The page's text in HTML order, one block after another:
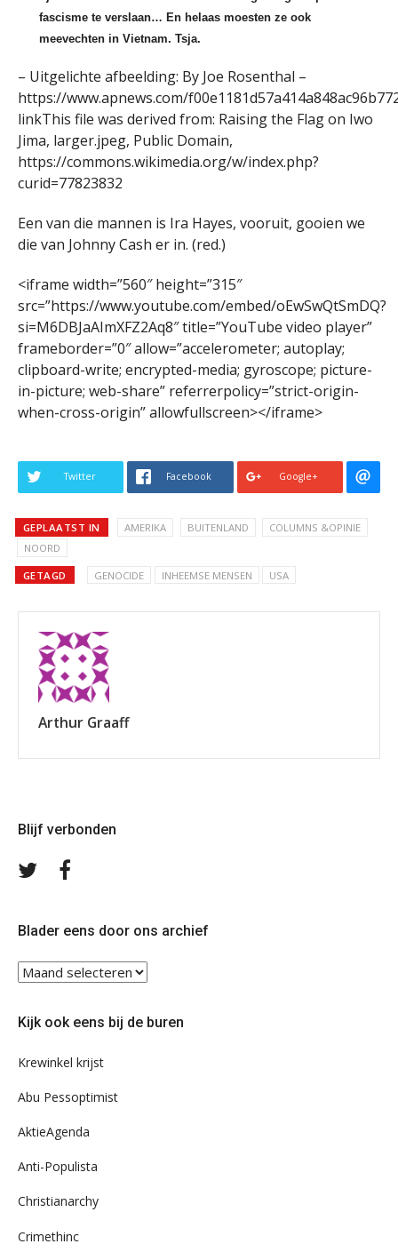
fascisme te verslaan… En helaas moesten ze ook
meevechten in Vietnam. Tsja.
– Uitgelichte afbeelding: By Joe Rosenthal –
https://www.apnews.com/
linkThis file was derived from: Raising the Flag on Iwo
Jima, larger.jpeg, Public Domain,
https://commons.wikimedia.org/w/index.php?
curid=77823832
Een van die mannen is Ira Hayes, vooruit, gooien we
die van Johnny Cash er in. (red.)
<iframe width=”560″ height=”315″
src=”https://www.youtube.com/embed/oEwSwQtSmDQ?
si=M6DBJaAImXFZ2Aq8″ title=”YouTube video player”
frameborder=”0″ allow=”accelerometer; autoplay;
clipboard-write; encrypted-media; gyroscope; picture-
in-picture; web-share” referrerpolicy=”strict-origin-
when-cross-origin” allowfullscreen></iframe>
Twitter Facebook Google+
GEPLAATST IN AMERIKA BUITENLAND
COLUMNS &OPINIE
NOORD
GETAGD GENOCIDE INHEEMSE MENSEN USA
Arthur Graaff
Blijf verbonden
Volg
Blader eens door ons archief
Blader
eens
ons
Kijk ook eens bij de buren
Krewinkel krijst
Abu Pessoptimist
AktieAgenda
Anti-Populista
Christianarchy
Crimethinc